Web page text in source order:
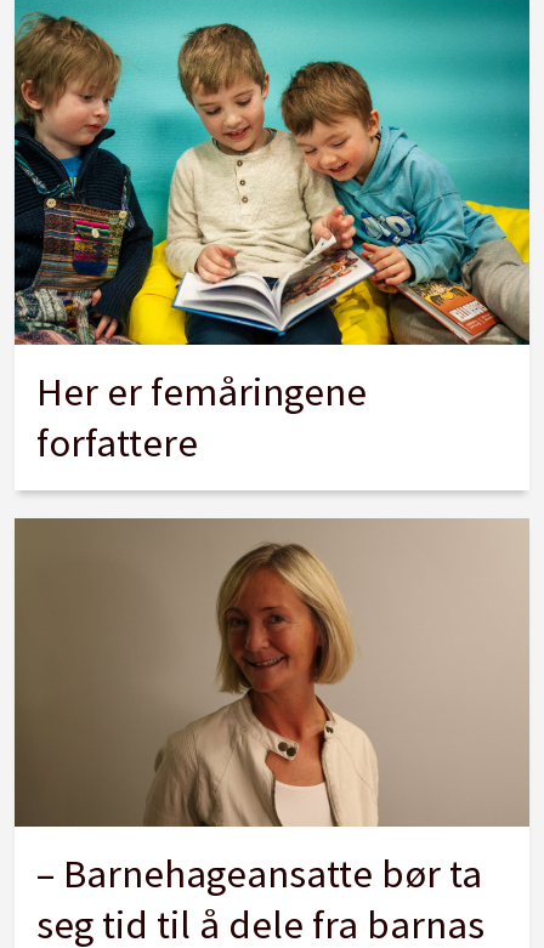
Her er femåringene
forfattere
– Barnehageansatte bør ta
seg tid til å dele fra barnas